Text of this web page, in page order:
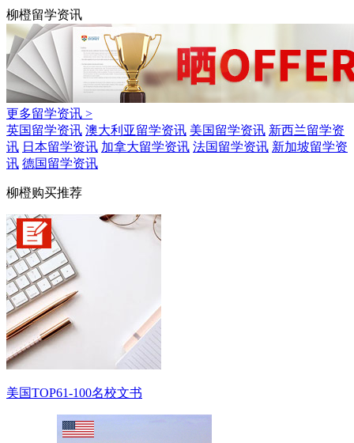
柳橙留学资讯
更多留学资讯 >
英国留学资讯 澳大利亚留学资讯 美国留学资讯 新西兰留学资
讯 日本留学资讯 加拿大留学资讯 法国留学资讯 新加坡留学资
讯 德国留学资讯
柳橙购买推荐
美国TOP61-100名校文书